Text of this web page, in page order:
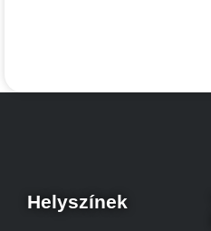
Helyszínek